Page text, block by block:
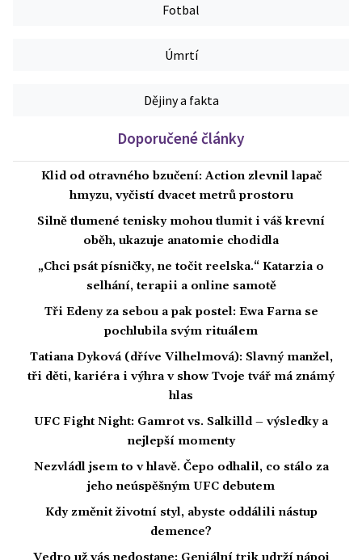
Fotbal
Úmrtí
Dějiny a fakta
Doporučené články
Klid od otravného bzučení: Action zlevnil lapač
hmyzu, vyčistí dvacet metrů prostoru
Silně tlumené tenisky mohou tlumit i váš krevní
oběh, ukazuje anatomie chodidla
„Chci psát písničky, ne točit reelska.“ Katarzia o
selhání, terapii a online samotě
Tři Edeny za sebou a pak postel: Ewa Farna se
pochlubila svým rituálem
Tatiana Dyková (dříve Vilhelmová): Slavný manžel,
tři děti, kariéra i výhra v show Tvoje tvář má známý
hlas
UFC Fight Night: Gamrot vs. Salkilld – výsledky a
nejlepší momenty
Nezvládl jsem to v hlavě. Čepo odhalil, co stálo za
jeho neúspěšným UFC debutem
Kdy změnit životní styl, abyste oddálili nástup
demence?